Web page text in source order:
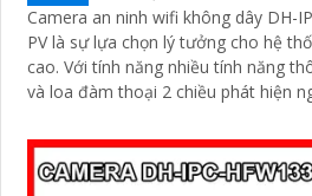
Camera an ninh wifi không dây DH-
PV là sự lựa chọn lý tưởng cho hệ
cao. Với tính năng nhiều tính năng thông minh tích hợp mic
và loa đàm thoại 2 chiều phát hiện
ngôi nhà hoặc văn phòng của bạn